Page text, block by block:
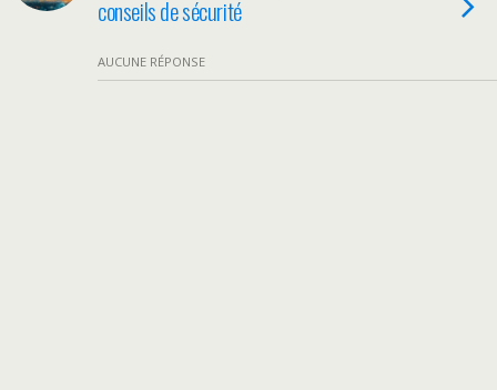
conseils de sécurité
AUCUNE RÉPONSE